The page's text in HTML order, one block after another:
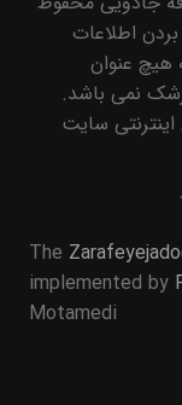
اطلاعات
هیچ عنوان
نمی باشد.
سایت
The
implemented by
Motamedi